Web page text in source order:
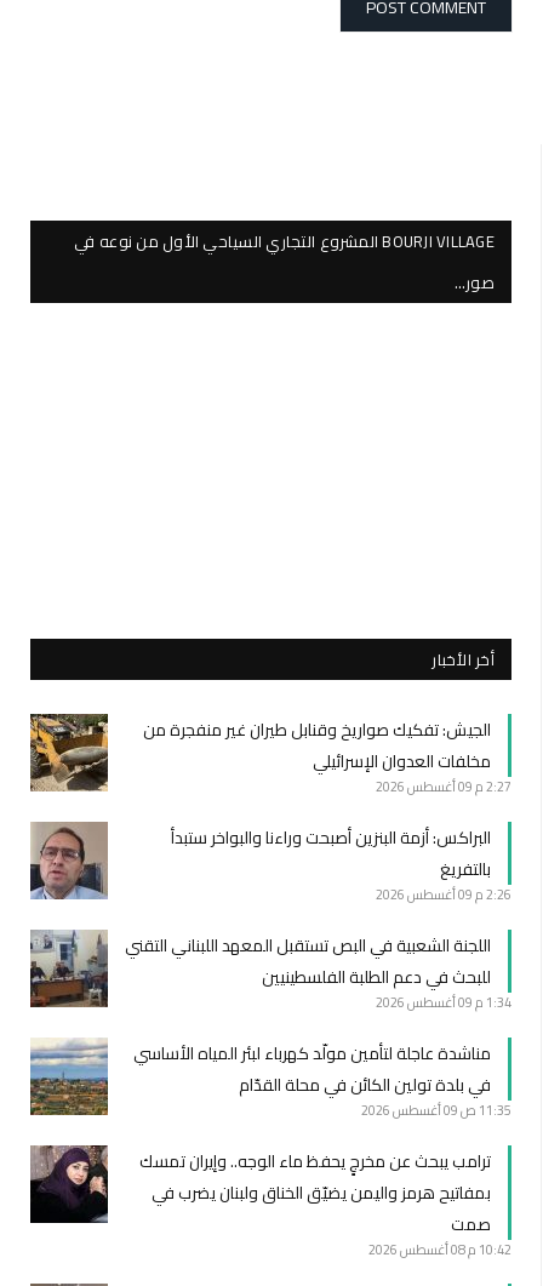
BOURJI VILLAGE المشروع التجاري السياحي الأول من نوعه في
صور…
أخر الأخبار
الجيش: تفكيك صواريخ وقنابل طيران غير منفجرة من
مخلفات العدوان الإسرائيلي
2:27 م 09 أغسطس 2026
البراكس: أزمة البنزين أصبحت وراءنا والبواخر ستبدأ
بالتفريغ
2:26 م 09 أغسطس 2026
اللجنة الشعبية في البص تستقبل المعهد اللبناني التقني
للبحث في دعم الطلبة الفلسطينيين
1:34 م 09 أغسطس 2026
مناشدة عاجلة لتأمين مولّد كهرباء لبئر المياه الأساسي
في بلدة تولين الكائن في محلة القدّام
11:35 ص 09 أغسطس 2026
ترامب يبحث عن مخرجٍ يحفظ ماء الوجه.. وإيران تمسك
بمفاتيح هرمز واليمن يضيّق الخناق ولبنان يضرب في
صمت
10:42 م 08 أغسطس 2026